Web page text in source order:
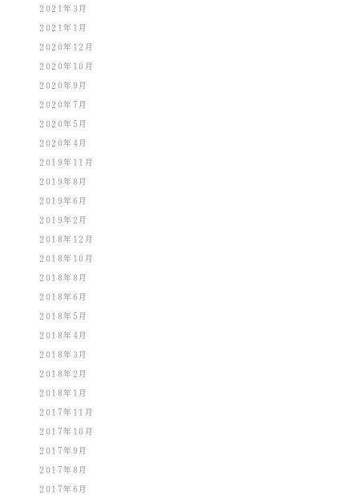
2021年3月
2021年1月
2020年12月
2020年10月
2020年9月
2020年7月
2020年5月
2020年4月
2019年11月
2019年8月
2019年6月
2019年2月
2018年12月
2018年10月
2018年8月
2018年6月
2018年5月
2018年4月
2018年3月
2018年2月
2018年1月
2017年11月
2017年10月
2017年9月
2017年8月
2017年6月